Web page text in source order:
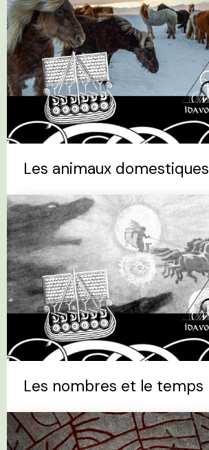
Les animaux domestiques
Les nombres et le temps